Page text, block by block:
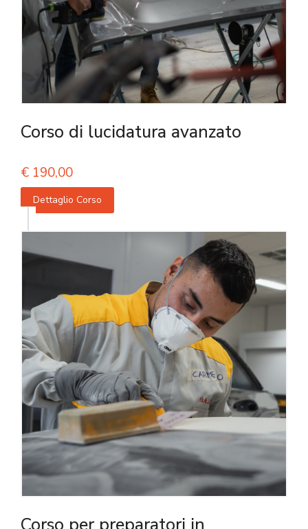
Corso di lucidatura avanzato
€ 190,00
Dettaglio Corso